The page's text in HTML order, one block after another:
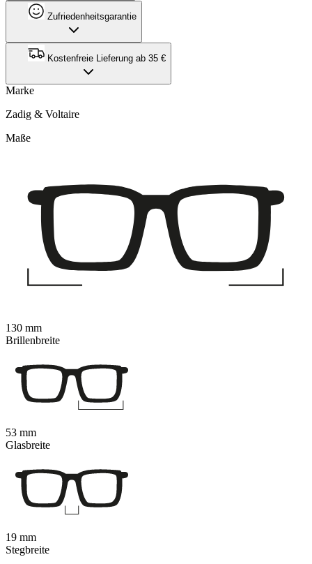
Zufriedenheitsgarantie
Kostenfreie Lieferung ab 35 €
Marke
Zadig & Voltaire
Maße
130 mm
Brillenbreite
53 mm
Glasbreite
19 mm
Stegbreite